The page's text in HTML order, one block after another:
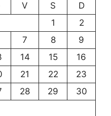
V S
D
1
2
7 8
9
14 15
16
21 22
23
28 29
30